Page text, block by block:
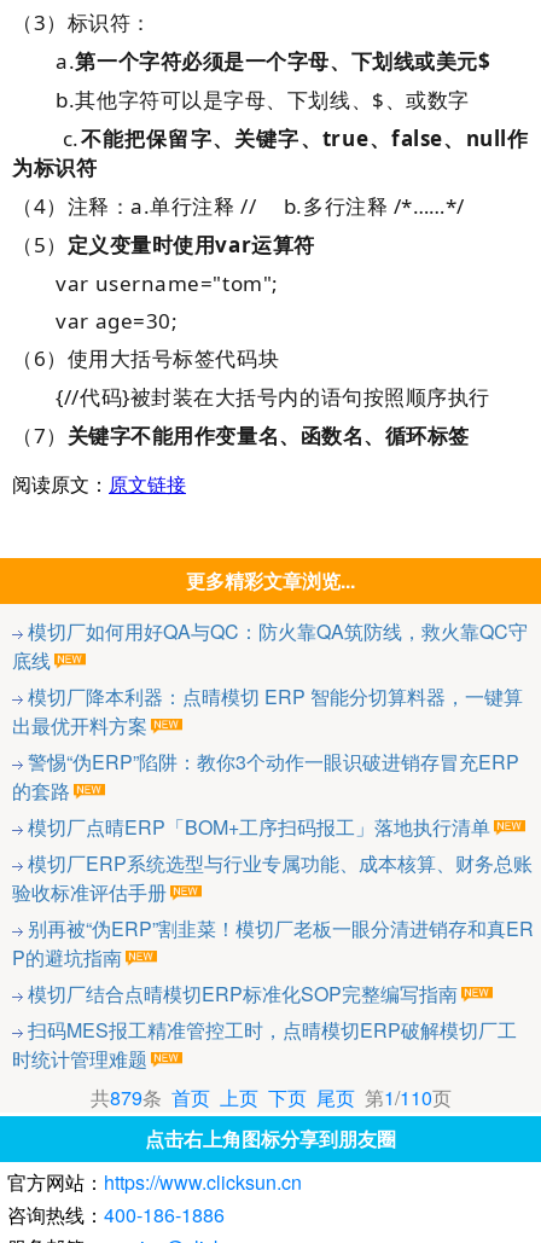
（3）标识符：
a.第一个字符必须是一个字母、下划线或美元$
b.其他字符可以是字母、下划线、$、或数字
c.不能把保留字、关键字、true、false、null作
为标识符
（4）注释：a.单行注释 // b.多行注释 /*……*/
（5） 定义变量时使用var运算符
var username="tom";
var age=30;
（6）使用大括号标签代码块
{//代码}被封装在大括号内的语句按照顺序执行
（7） 关键字不能用作变量名、函数名、循环标签
阅读原文： 原文链接
更多精彩文章浏览...
模切厂如何用好QA与QC：防火靠QA筑防线，救火靠QC守
底线
模切厂降本利器：点晴模切 ERP 智能分切算料器，一键算
出最优开料方案
警惕“伪ERP”陷阱：教你3个动作一眼识破进销存冒充ERP
的套路
模切厂点晴ERP「BOM+工序扫码报工」落地执行清单
模切厂ERP系统选型与行业专属功能、成本核算、财务总账
验收标准评估手册
别再被“伪ERP”割韭菜！模切厂老板一眼分清进销存和真ER
P的避坑指南
模切厂结合点晴模切ERP标准化SOP完整编写指南
扫码MES报工精准管控工时，点晴模切ERP破解模切厂工
时统计管理难题
共879条 首页 上页 下页 尾页第1/110页
点击右上角图标分享到朋友圈
官方网站： https://www.clicksun.cn
咨询热线： 400-186-1886